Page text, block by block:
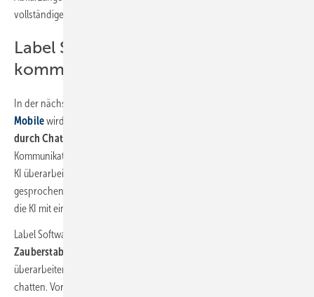
vollständige und korrekte Texte an.
Label Software: dank KI besser
kommunizieren
In der nächsten Version der SHK Software Labelwin und
Mobilewird die
durch ChatGPT integriert.
Kommunikation vereinfacht: getippte oder diktierte Texte können per
KI überarbeitet und verbessert werden. Fehler werden korrigiert,
gesprochene oder geschriebene Texte übersetzt oder sogar durch
die KI mit ein paar Vorgaben selbst geschrieben.
Label Software integriert dafür zwei neue Werkzeuge: den
Zauberstab
überarbeiten oder neu erstellen lassen, Fragen stellen und mit der KI
chatten. Vorbei sind damit die Zeiten unvollständiger und unlesbarer